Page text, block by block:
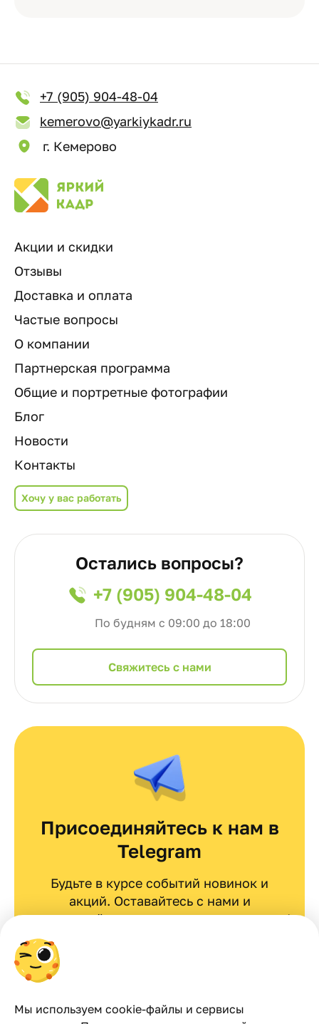
Мы используем cookie-файлы и сервисы
+7 (905) 904-48-04
kemerovo@yarkiykadr.ru
г. Кемерово
Акции и скидки
Отзывы
Доставка и оплата
Частые вопросы
О компании
Партнерская программа
Общие и портретные фотографии
Блог
Новости
Контакты
Хочу у вас работать
Остались вопросы?
+7 (905) 904-48-04
По будням с 09:00 до 18:00
Cвяжитесь с нами
Присоединяйтесь к нам в
Telegram
Будьте в курсе событий новинок и
акций. Оставайтесь с нами и
вдохновляйтесь эксклюзивными идеями!